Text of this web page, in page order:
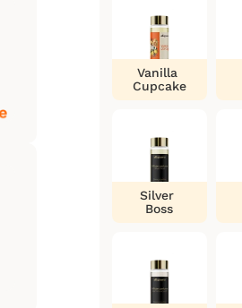
Vanilla
Cupcake
Silver
Boss